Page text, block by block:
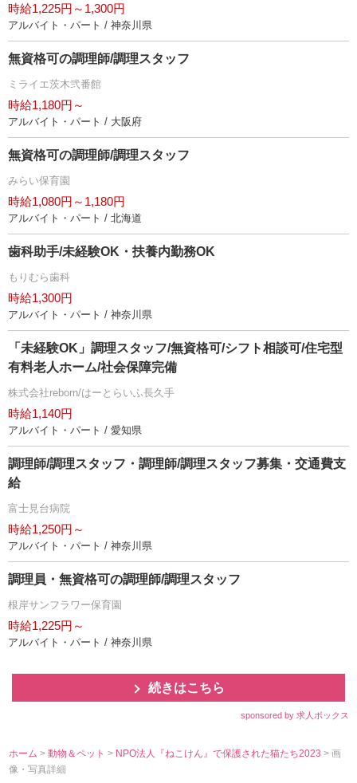
時給1,225円～1,300円
アルバイト・パート / 神奈川県
無資格可の調理師/調理スタッフ
ミライエ茨木弐番館
時給1,180円～
アルバイト・パート / 大阪府
無資格可の調理師/調理スタッフ
みらい保育園
時給1,080円～1,180円
アルバイト・パート / 北海道
歯科助手/未経験OK・扶養内勤務OK
もりむら歯科
時給1,300円
アルバイト・パート / 神奈川県
「未経験OK」調理スタッフ/無資格可/シフト相談可/住宅型
有料老人ホーム/社会保障完備
株式会社reborn/はーとらいふ長久手
時給1,140円
アルバイト・パート / 愛知県
調理師/調理スタッフ・調理師/調理スタッフ募集・交通費支
給
富士見台病院
時給1,250円～
アルバイト・パート / 神奈川県
調理員・無資格可の調理師/調理スタッフ
根岸サンフラワー保育園
時給1,225円～
アルバイト・パート / 神奈川県
続きはこちら
sponsored by 求人ボックス
ホーム >動物＆ペット> NPO法人『ねこけん』で保護された猫たち2023> 画
像・写真詳細